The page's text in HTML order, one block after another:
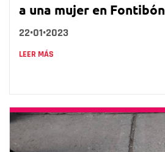
a una mujer en Fontibón
22•01•2023
LEER MÁS